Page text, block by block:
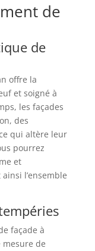
de
de
offre la
et soigné à
les façades
des
qui altère leur
pourrez
et
l’ensemble
façade à
de